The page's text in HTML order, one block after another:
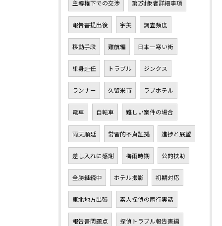
主導権下での交渉 第2対象者詳細事項
報告書提出後 宇美 調査頻度
移動手段 難航編 日本一寒い街
単身赴任 トラブル ジンクス
ランナー 久留米市 ラブホテル
電車 自転車 難しい案件の場合
雨天順延 常習的不貞証拠 進捗と展望
差し入れに感謝 梅雨時期 公的扶助
全勝継続中 ホテル撮影 初期対応
東北地方出張 素人探偵の尾行実話
報告書問題点 探偵トラブル報告書編